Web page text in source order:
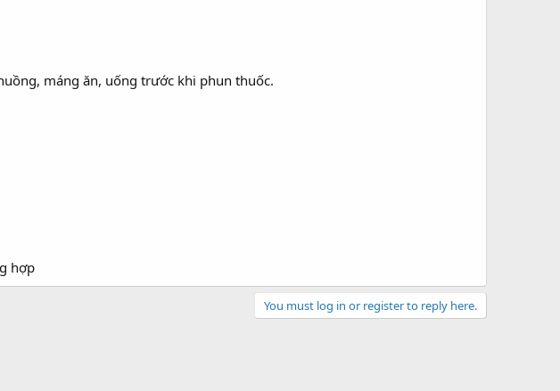
máng ăn, uống trước khi phun thuốc.
hợp​
You must log in or register to reply here.